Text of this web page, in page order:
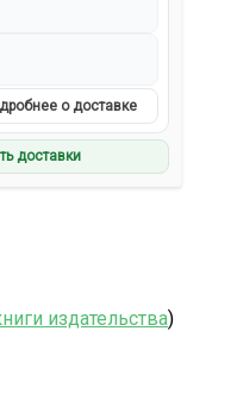
о доставке
доставки
издательства)